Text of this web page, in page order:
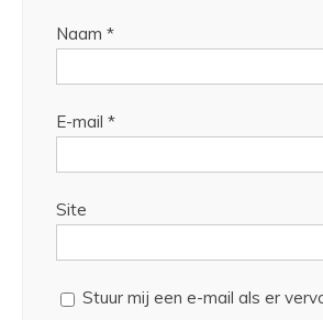
Naam *
E-mail *
Site
Stuur mij een e-mail als er